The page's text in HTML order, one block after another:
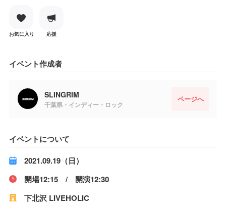
お気に入り 応援
イベント作成者
SLINGRIM
千葉県・インディー・ロック
ページへ
イベントについて
2021.09.19（日）
開場12:15 / 開演12:30
下北沢 LIVEHOLIC